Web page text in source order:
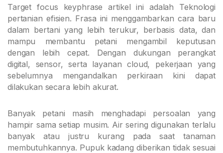
Target focus keyphrase artikel ini adalah Teknologi
pertanian efisien. Frasa ini menggambarkan cara baru
dalam bertani yang lebih terukur, berbasis data, dan
mampu membantu petani mengambil keputusan
dengan lebih cepat. Dengan dukungan perangkat
digital, sensor, serta layanan cloud, pekerjaan yang
sebelumnya mengandalkan perkiraan kini dapat
dilakukan secara lebih akurat.
Banyak petani masih menghadapi persoalan yang
hampir sama setiap musim. Air sering digunakan terlalu
banyak atau justru kurang pada saat tanaman
membutuhkannya. Pupuk kadang diberikan tidak sesuai